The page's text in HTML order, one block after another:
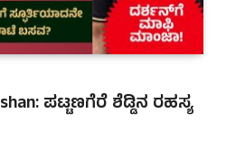
ಪಟ್ಟಣಗೆರೆ ಶೆಡ್ಡಿನ ರಹಸ್ಯ